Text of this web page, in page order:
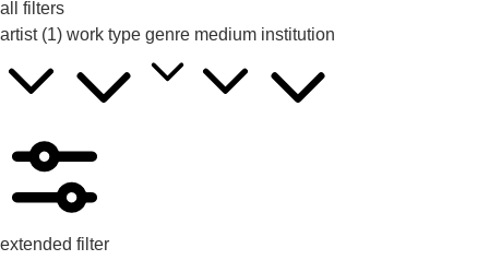
all filters
artist (1) work type genre medium institution
extended filter